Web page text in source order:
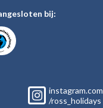
bij:
instagram.com
/ross_holidays